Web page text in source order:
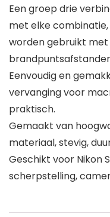
Een groep drie
met elke
worden gebruikt
Eenvoudig en
vervanging voor
praktisch.
Gemaakt van
materiaal, stevig,
Geschikt voor Nikon
scherpstelling,